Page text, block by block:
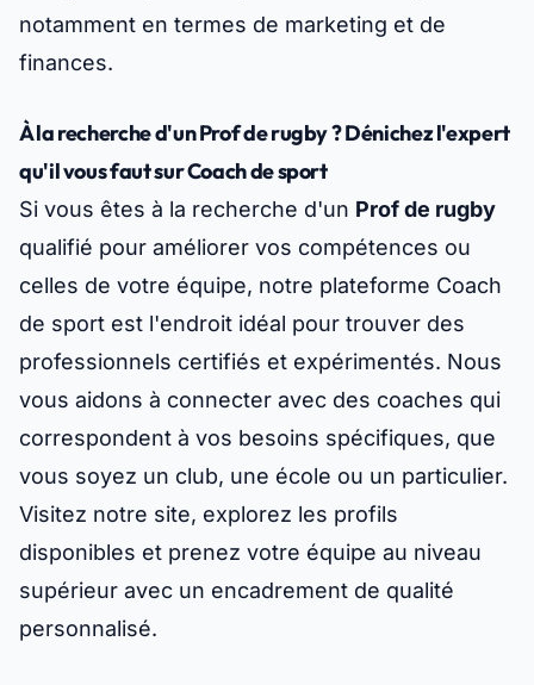
notamment en termes de marketing et de
finances.
À la recherche d'un Prof de rugby ? Dénichez l'expert
qu'il vous faut sur Coach de sport
Si vous êtes à la recherche d'un Prof de rugby
qualifié pour améliorer vos compétences ou
celles de votre équipe, notre plateforme Coach
de sport est l'endroit idéal pour trouver des
professionnels certifiés et expérimentés. Nous
vous aidons à connecter avec des coaches qui
correspondent à vos besoins spécifiques, que
vous soyez un club, une école ou un particulier.
Visitez notre site, explorez les profils
disponibles et prenez votre équipe au niveau
supérieur avec un encadrement de qualité
personnalisé.